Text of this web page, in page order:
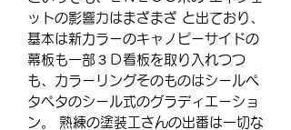
ットの影響力はまざまざ と出ており、
基本は新カラーのキャノピーサイドの
幕板も一部３Ｄ看板を取り入れつつ
も、カラーリングそのものはシールペ
タペタのシール式のグラディエーショ
ン。 熟練の塗装工さんの出番は一切な